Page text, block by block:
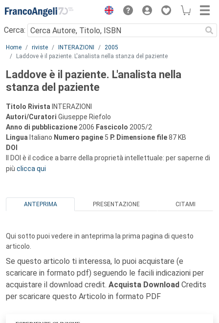
Menu
Cerca:
Main content
Home riviste INTERAZIONI
2005
Laddove è il paziente. L'analista nella stanza del paziente
Laddove è il paziente. L'analista nella
stanza del paziente
Titolo Rivista INTERAZIONI
Autori/Curatori Giuseppe Riefolo
Anno di pubblicazione 2006 Fascicolo 2005/2
Lingua Italiano Numero pagine 5 P. Dimensione file87 KB
DOI
Il DOI è il codice a barre della proprietà intellettuale: per saperne di
più clicca qui
ANTEPRIMA PRESENTAZIONE CITAMI
Qui sotto puoi vedere in anteprima la prima pagina di questo
articolo.
Se questo articolo ti interessa, lo puoi acquistare (e
scaricare in formato pdf) seguendo le facili indicazioni per
acquistare il download credit. Acquista Download Credits
per scaricare questo Articolo in formato PDF